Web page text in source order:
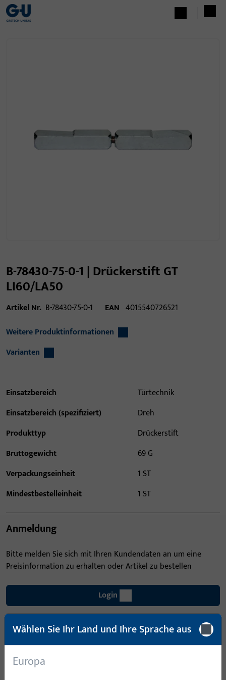
B-78430-75-0-1 | Drückerstift GT
LI60/LA50
Artikel Nr. B-78430-75-0-1 EAN 4015540726521
Weitere Produktinformationen
Varianten
Einsatzbereich
Türtechnik
Einsatzbereich (spezifiziert)
Dreh
Produkttyp
Drückerstift
Bruttogewicht
69 G
Verpackungseinheit
1 ST
Mindestbestelleinheit
1 ST
Anmeldung
Bitte melden Sie sich mit Ihren Kundendaten an um eine
Preisinformation zu erhalten oder Artikel zu bestellen
Login
Account erstellen
Wählen Sie Ihr Land und Ihre Sprache aus
Europa